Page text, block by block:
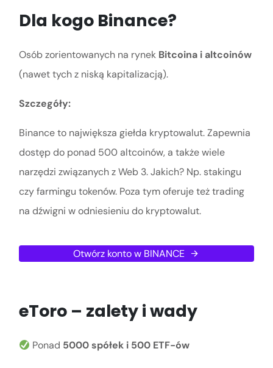
Dla kogo Binance?
Osób zorientowanych na rynek Bitcoina i altcoinów
(nawet tych z niską kapitalizacją).
Szczegóły:
Binance to największa giełda kryptowalut. Zapewnia
dostęp do ponad 500 altcoinów, a także wiele
narzędzi związanych z Web 3. Jakich? Np. stakingu
czy farmingu tokenów. Poza tym oferuje też trading
na dźwigni w odniesieniu do kryptowalut.
Otwórz konto w BINANCE
eToro – zalety i wady
Ponad 5000 spółek i 500 ETF-ów